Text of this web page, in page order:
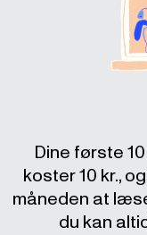
Dine første
koster 10 kr.,
måneden at
du kan